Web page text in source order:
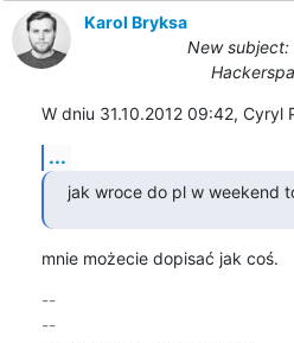
Karol Bryksa
New subject:
W dniu 31.10.2012 09:42, Cyryl
...
jak wroce do pl w weekend
mnie możecie dopisać jak coś.
--
--